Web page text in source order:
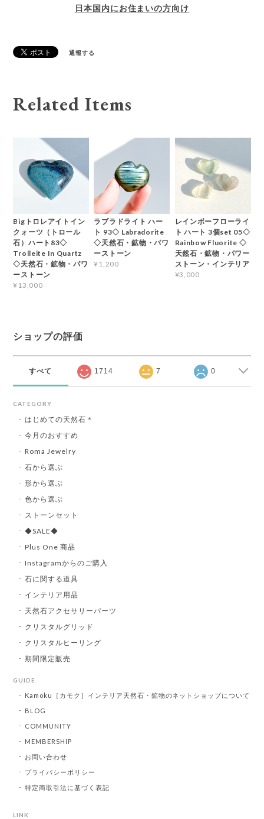
日本国内にお住まいの方向け
通報する
Related Items
Bigトロレアイトイン
クォーツ（トロール
石）ハート83◇
Trolleite In Quartz
◇天然石・鉱物・パワ
ーストーン
¥13,000
ラブラドライト ハー
ト 93◇ Labradorite
◇天然石・鉱物・パワ
ーストーン
¥1,200
レインボーフローライ
ト ハート 3個set 05◇
Rainbow Fluorite ◇
天然石・鉱物・パワー
ストーン・インテリア
¥3,000
ショップの評価
すべて 1714 7 0
CATEGORY
はじめての天然石＊
今月のおすすめ
Roma Jewelry
石から選ぶ
形から選ぶ
色から選ぶ
ストーンセット
◆SALE◆
Plus One 商品
Instagramからのご購入
石に関する道具
インテリア用品
天然石アクセサリーパーツ
クリスタルグリッド
クリスタルヒーリング
期間限定販売
GUIDE
Kamoku［カモク］インテリア天然石・鉱物のネットショップについて
BLOG
COMMUNITY
MEMBERSHIP
お問い合わせ
プライバシーポリシー
特定商取引法に基づく表記
LINK